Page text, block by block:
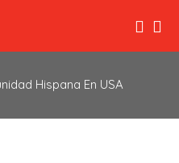
Hispana En USA